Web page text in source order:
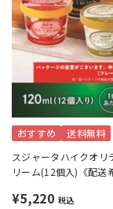
おすすめ 送料無料
スジャータハイクオリ
リーム(12個入)《配送
¥5,220 税込